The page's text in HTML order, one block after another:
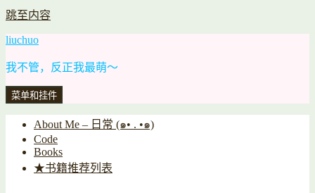
跳至内容
liuchuo
我不管，反正我最萌～
菜单和挂件
About Me – 日常 (๑• . •๑)
Code
Books
★书籍推荐列表